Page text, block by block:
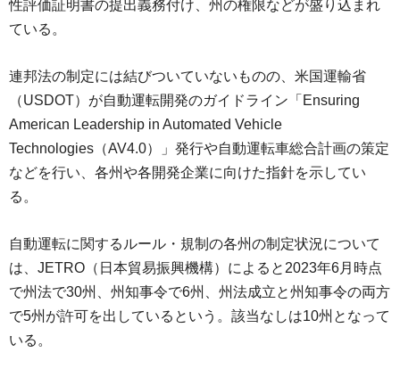
性評価証明書の提出義務付け、州の権限などが盛り込まれ
ている。
連邦法の制定には結びついていないものの、米国運輸省
（USDOT）が自動運転開発のガイドライン「Ensuring
American Leadership in Automated Vehicle
Technologies（AV4.0）」発行や自動運転車総合計画の策定
などを行い、各州や各開発企業に向けた指針を示してい
る。
自動運転に関するルール・規制の各州の制定状況について
は、JETRO（日本貿易振興機構）によると2023年6月時点
で州法で30州、州知事令で6州、州法成立と州知事令の両方
で5州が許可を出しているという。該当なしは10州となって
いる。